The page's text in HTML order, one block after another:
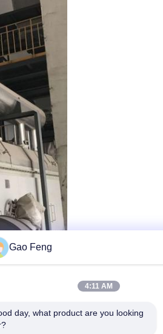
Gao Feng
4:11 AM
day, what product are you looking